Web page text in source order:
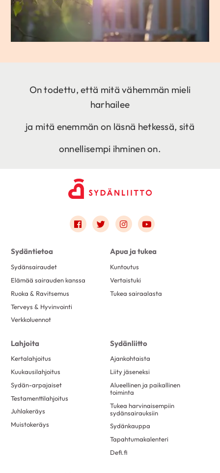
On todettu, että mitä vähemmän mieli
harhailee
ja mitä enemmän on läsnä hetkessä, sitä
onnellisempi ihminen on.
Link to facebook
Link to twitter
Link to instagram
Link to youtube
Sydäntietoa
Sydänsairaudet
Elämää sairauden kanssa
Ruoka & Ravitsemus
Terveys & Hyvinvointi
Verkkoluennot
Apua ja tukea
Kuntoutus
Vertaistuki
Tukea sairaalasta
Lahjoita
Kertalahjoitus
Kuukausilahjoitus
Sydän-arpajaiset
Testamenttilahjoitus
Juhlakeräys
Muistokeräys
Sydänliitto
Ajankohtaista
Liity jäseneksi
Alueellinen ja paikallinen
toiminta
Tukea harvinaisempiin
sydänsairauksiin
Sydänkauppa
Tapahtumakalenteri
Defi.fi